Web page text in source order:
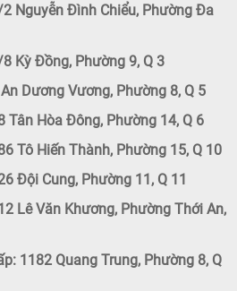
Nguyễn Đình Chiểu, Phường Đa
Kỳ Đồng, Phường 9, Q 3
Dương Vương, Phường 8, Q 5
Tân Hòa Đông, Phường 14, Q 6
Tô Hiến Thành, Phường 15, Q 10
Đội Cung, Phường 11, Q 11
Lê Văn Khương, Phường Thới An,
1182 Quang Trung, Phường 8, Q